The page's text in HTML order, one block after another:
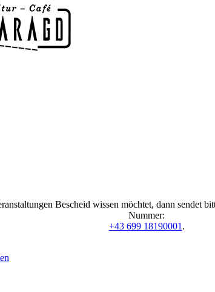
Bescheid wissen möchtet, dann sendet
Nummer:
+43 699 18190001 .